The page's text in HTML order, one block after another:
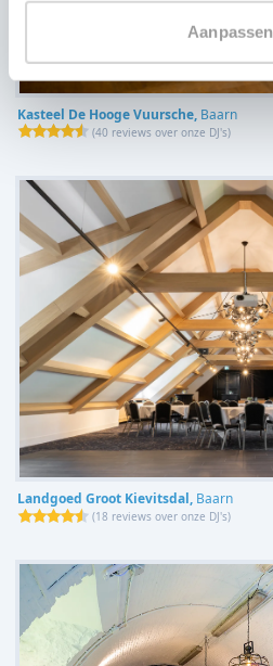
Aanpassen
Kasteel De Hooge Vuursche, Baarn
(40 reviews over onze DJ's)
Landgoed Groot Kievitsdal, Baarn
(18 reviews over onze DJ's)